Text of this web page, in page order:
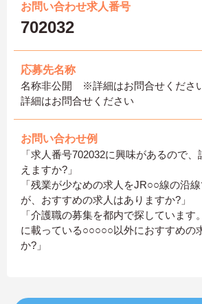
お問い合わせ求人番号
702032
応募先名称
名称非公開 ※詳細はお問合せくだ
詳細はお問合せください
お問い合わせ例
「求人番号702032に興味があるので
えますか?」
「残業が少なめの求人をJR○○線の沿
が、おすすめの求人はありますか?」
「介護職の募集を都内で探しています
に載っている○○○○○以外におすすめの
か?」